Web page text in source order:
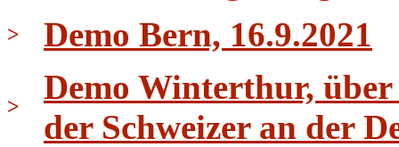
> Demo Bern, 16.9.2021
>
Demo Winterthur,
der Schweizer an der